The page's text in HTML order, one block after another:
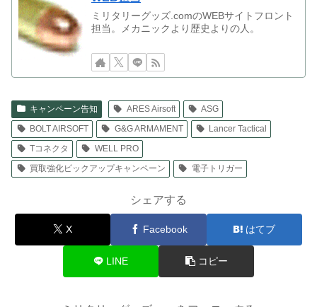
ミリタリーグッズ.comのWEBサイトフロント
担当。メカニックより歴史よりの人。
キャンペーン告知 ARES Airsoft
ASG
BOLT AIRSOFT
G&G ARMAMENT
Lancer Tactical
Tコネクタ
WELL PRO
買取強化ピックアップキャンペーン
電子トリガー
シェアする
X Facebook はてブ
LINE コピー